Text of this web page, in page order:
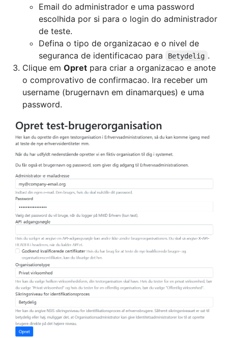
Email do administrador e uma password
escolhida por si para o login do administrador
de teste.
Defina o tipo de organizacao e o nivel de
seguranca de identificacao para
Betydelig .
Clique em Opret para criar a organizacao e anote
o comprovativo de confirmacao. Ira receber um
username (brugernavn em dinamarques) e uma
password.